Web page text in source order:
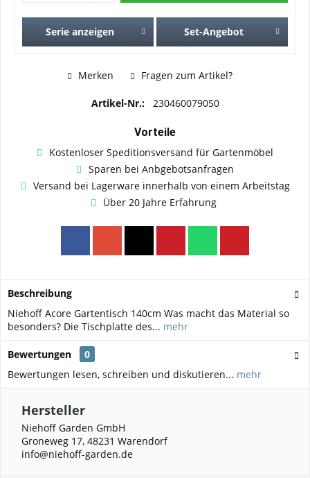
Serie anzeigen Set-Angebot
Merken Fragen zum Artikel?
Artikel-Nr.: 230460079050
Vorteile
Kostenloser Speditionsversand für Gartenmöbel
Sparen bei Anbgebotsanfragen
Versand bei Lagerware innerhalb von einem Arbeitstag
Über 20 Jahre Erfahrung
Beschreibung
Niehoff Acore Gartentisch 140cm Was macht das Material so
besonders? Die Tischplatte des... mehr
Bewertungen
0
Bewertungen lesen, schreiben und diskutieren... mehr
Hersteller
Niehoff Garden GmbH
Groneweg 17, 48231 Warendorf
info@niehoff-garden.de